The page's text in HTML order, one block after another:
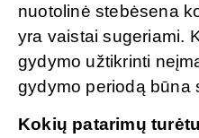
nuotolinė stebėsena
yra vaistai sugeriami.
gydymo užtikrinti
gydymo periodą būna
Kokių patarimų